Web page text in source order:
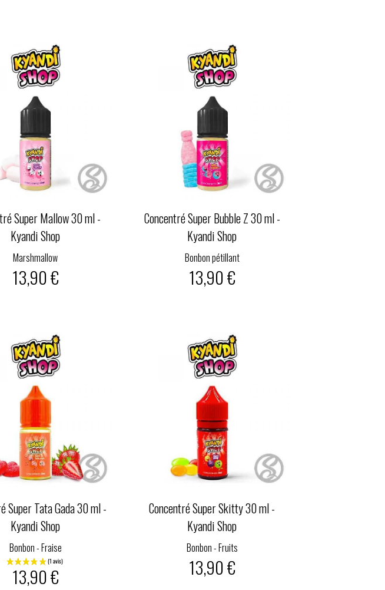
Super Mallow 30 ml -
Kyandi Shop
Marshmallow
13,90 €
Concentré Super Bubble Z 30 ml -
Kyandi Shop
Bonbon pétillant
13,90 €
Super Tata Gada 30 ml -
Kyandi Shop
Bonbon - Fraise
13,90 €
Concentré Super Skitty 30 ml -
Kyandi Shop
Bonbon - Fruits
13,90 €